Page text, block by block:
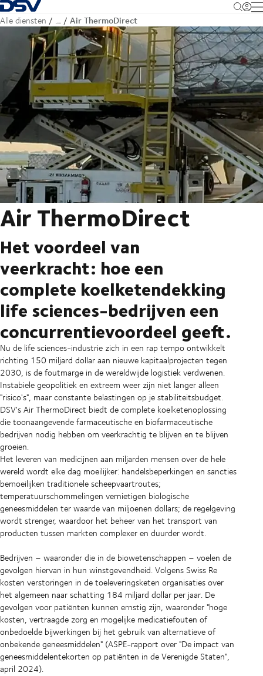
Terug naar startpagina
Alle diensten … Air ThermoDirect
Air ThermoDirect
Het voordeel van
veerkracht: hoe een
complete koelketendekking
life sciences-bedrijven een
concurrentievoordeel geeft.
Nu de life sciences-industrie zich in een rap tempo ontwikkelt
richting 150 miljard dollar aan nieuwe kapitaalprojecten tegen
2030, is de foutmarge in de wereldwijde logistiek verdwenen.
Instabiele geopolitiek en extreem weer zijn niet langer alleen
"risico's", maar constante belastingen op je stabiliteitsbudget.
DSV's Air ThermoDirect biedt de complete koelketenoplossing
die toonaangevende farmaceutische en biofarmaceutische
bedrijven nodig hebben om veerkrachtig te blijven en te blijven
groeien.
Het leveren van medicijnen aan miljarden mensen over de hele
wereld wordt elke dag moeilijker: handelsbeperkingen en sancties
bemoeilijken traditionele scheepvaartroutes;
temperatuurschommelingen vernietigen biologische
geneesmiddelen ter waarde van miljoenen dollars; de regelgeving
wordt strenger, waardoor het beheer van het transport van
producten tussen markten complexer en duurder wordt.
Bedrijven – waaronder die in de biowetenschappen – voelen de
gevolgen hiervan in hun winstgevendheid. Volgens Swiss Re
kosten verstoringen in de toeleveringsketen organisaties over
het algemeen naar schatting 184 miljard dollar per jaar. De
gevolgen voor patiënten kunnen ernstig zijn, waaronder "hoge
kosten, vertraagde zorg en mogelijke medicatiefouten of
onbedoelde bijwerkingen bij het gebruik van alternatieve of
onbekende geneesmiddelen" (ASPE-rapport over "De impact van
geneesmiddelentekorten op patiënten in de Verenigde Staten",
april 2024).